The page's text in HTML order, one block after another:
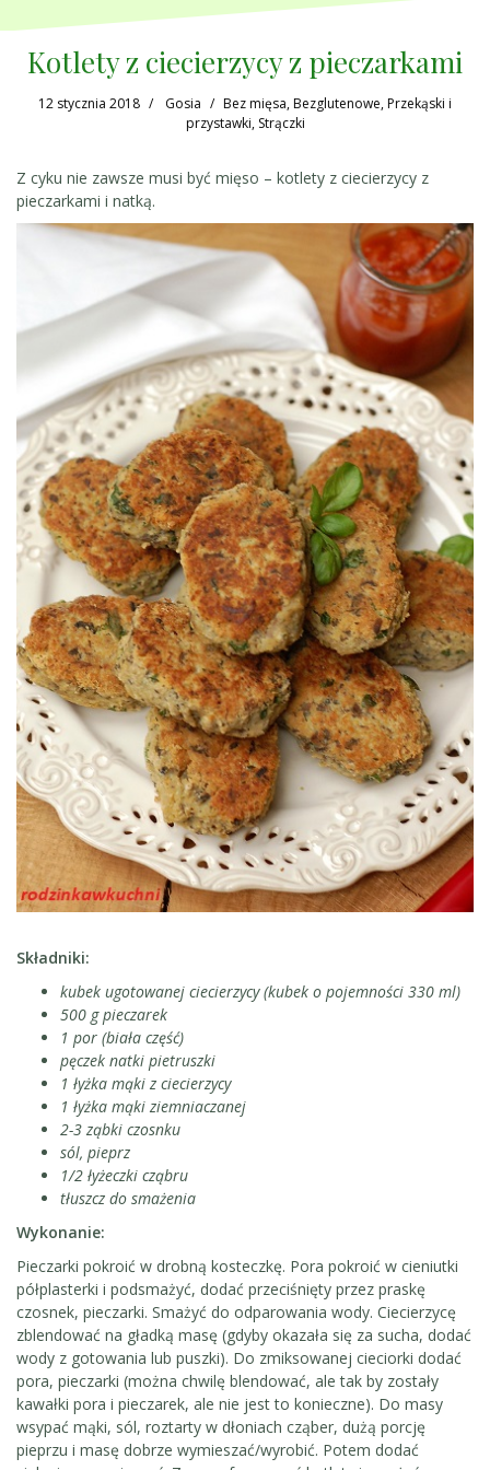
Kotlety z ciecierzycy z pieczarkami
12 stycznia 2018 Gosia Bez mięsa,Bezglutenowe,Przekąski i
przystawki, Strączki
Z cyku nie zawsze musi być mięso – kotlety z ciecierzycy z
pieczarkami i natką.
Składniki:
kubek ugotowanej ciecierzycy (kubek o pojemności 330 ml)
500 g pieczarek
1 por (biała część)
pęczek natki pietruszki
1 łyżka mąki z ciecierzycy
1 łyżka mąki ziemniaczanej
2-3 ząbki czosnku
sól, pieprz
1/2 łyżeczki cząbru
tłuszcz do smażenia
Wykonanie:
Pieczarki pokroić w drobną kosteczkę. Pora pokroić w cieniutki
półplasterki i podsmażyć, dodać przeciśnięty przez praskę
czosnek, pieczarki. Smażyć do odparowania wody. Ciecierzycę
zblendować na gładką masę (gdyby okazała się za sucha, dodać
wody z gotowania lub puszki). Do zmiksowanej cieciorki dodać
pora, pieczarki (można chwilę blendować, ale tak by zostały
kawałki pora i pieczarek, ale nie jest to konieczne). Do masy
wsypać mąki, sól, roztarty w dłoniach cząber, dużą porcję
pieprzu i masę dobrze wymieszać/wyrobić. Potem dodać